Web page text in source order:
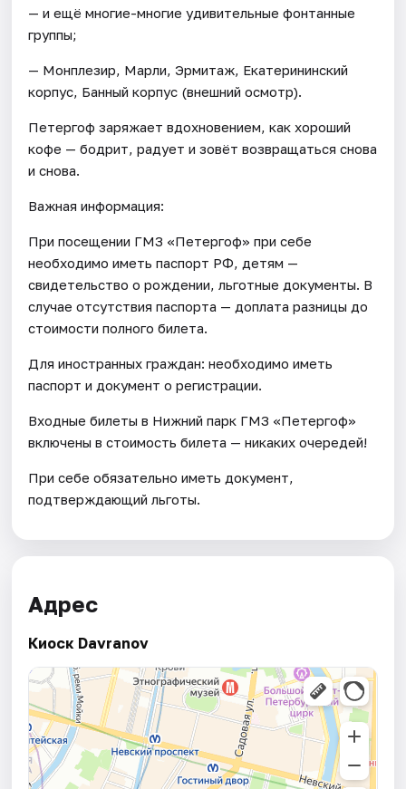
— и ещё многие-многие удивительные фонтанные
группы;
— Монплезир, Марли, Эрмитаж, Екатерининский
корпус, Банный корпус (внешний осмотр).
Петергоф заряжает вдохновением, как хороший
кофе — бодрит, радует и зовёт возвращаться снова
и снова.
Важная информация:
При посещении ГМЗ «Петергоф» при себе
необходимо иметь паспорт РФ, детям —
свидетельство о рождении, льготные документы. В
случае отсутствия паспорта — доплата разницы до
стоимости полного билета.
Для иностранных граждан: необходимо иметь
паспорт и документ о регистрации.
Входные билеты в Нижний парк ГМЗ «Петергоф»
включены в стоимость билета — никаких очередей!
При себе обязательно иметь документ,
подтверждающий льготы.
Адрес
Киоск Davranov